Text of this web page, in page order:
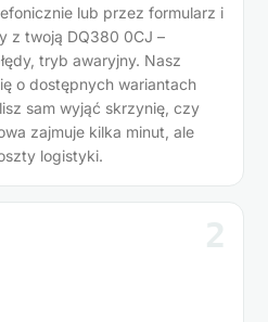
lub przez formularz i
z twoją DQ380 0CJ –
tryb awaryjny. Nasz
o dostępnych wariantach
sam wyjąć skrzynię, czy
zajmuje kilka minut, ale
logistyki.